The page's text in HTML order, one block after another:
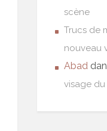
scène
Trucs de
nouveau
Abad
visage du